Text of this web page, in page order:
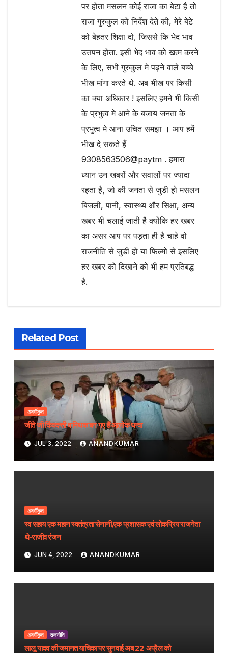
पर होता मसलन कोई राजा का बेटा है तो
राजा गुरुकुल को निर्देश देते की, मेरे बेटे
को बेहतर शिक्षा दो, जिससे कि भेद भाव
उत्तपन होता. इसी भेद भाव को खत्म करने
के लिए, सभी गुरुकुल मे पढ़ने वाले बच्चे
भीख मांगा करते थे. अब भीख पर किसी
का क्या अधिकार ! इसलिए हमने भी किसी
के प्रभुत्व मे आने के बजाय जनता के
प्रभुत्व मे आना उचित समझा । आप हमें
भीख दे सकते हैं
9308563506@paytm . हमारा
ध्यान उन खबरों और सवालों पर ज्यादा
रहता है, जो की जनता से जुडी हो मसलन
बिजली, पानी, स्वास्थ्य और सिक्षा, अन्य
खबर भी चलाई जाती है क्योंकि हर खबर
का असर आप पर पड़ता ही है चाहे वो
राजनीति से जुडी हो या फिल्मो से इसलिए
हर खबर को दिखाने को भी हम प्रतिबद्ध
है.
Related Post
अवर्गीकृत
जीते जी किंवदन्ती व मिथक बन गए हैं आलोक धन्वा
JUL 3, 2022 ANANDKUMAR
अवर्गीकृत
स्व सहाय एक महान स्वतंत्रता सेनानी,एक प्रशासक एवं लोकप्रिय राजनेता
थे-राजीव रंजन
JUN 4, 2022 ANANDKUMAR
अवर्गीकृत राजनीति
लालू यादव की जमानत याचिका पर सुनवाई अब 22 अप्रैल को